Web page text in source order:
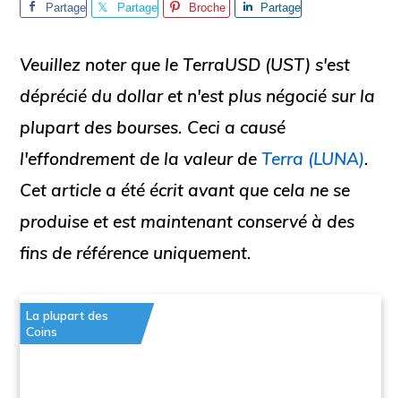
Partage
Partage
Broche
Partage
Veuillez noter que le TerraUSD (UST) s'est
déprécié du dollar et n'est plus négocié sur la
plupart des bourses. Ceci a causé
l'effondrement de la valeur deTerra (LUNA).
Cet article a été écrit avant que cela ne se
produise et est maintenant conservé à des
fins de référence uniquement.
La plupart des
Coins